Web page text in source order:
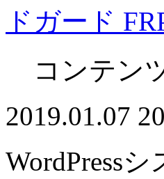
ドガード
コンテン
2019.01.07
WordPress